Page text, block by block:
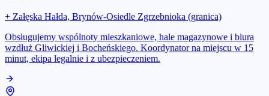
+ Załęska Hałda, Brynów-Osiedle Zgrzebnioka (granica)
Obsługujemy wspólnoty mieszkaniowe, hale magazynowe i biura
wzdłuż Gliwickiej i Bocheńskiego. Koordynator na miejscu w 15
minut, ekipa legalnie i z ubezpieczeniem.